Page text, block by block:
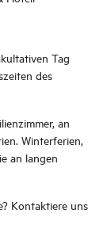
Tag
des
an
Winterferien,
an langen
Kontaktiere uns